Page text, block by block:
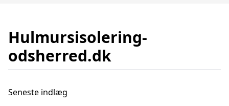
Hulmursisolering-
odsherred.dk
Seneste indlæg